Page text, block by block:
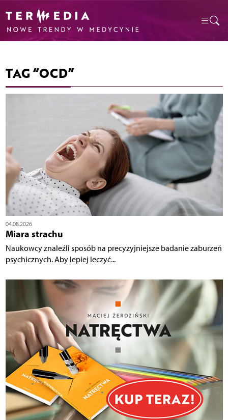
TAG “OCD”
04.08.2026
Miara strachu
Naukowcy znaleźli sposób na precyzyjniejsze badanie zaburzeń
psychicznych. Aby lepiej leczyć...